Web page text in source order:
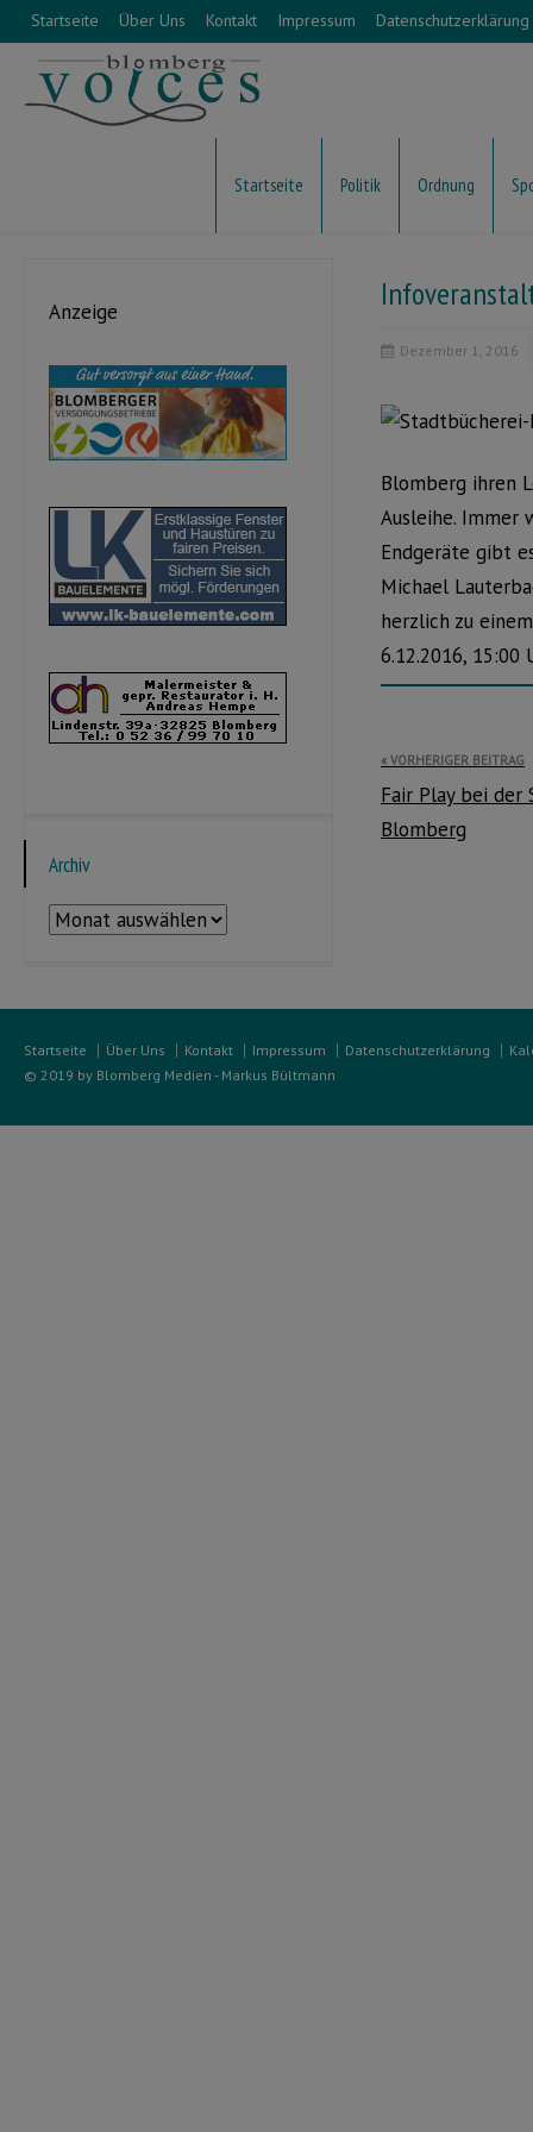
Startseite Über Uns Kontakt Impressum Datenschutzerklärung
Startseite Politik Ordnung
Dezember 1, 2016
Blomberg ihren
Ausleihe. Immer
Endgeräte gibt
Michael
herzlich zu
6.12.2016, 15:00
VORHERIGER BEITRAG
Fair Play bei
Blomberg
Anzeige
Archiv
Archiv
Startseite Über Uns Kontakt Impressum Datenschutzerklärung
© 2019 by Blomberg Medien - Markus Bültmann